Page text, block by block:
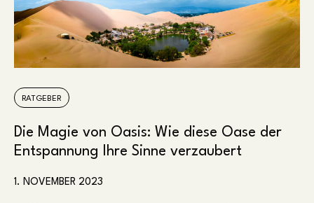
RATGEBER
Die Magie von Oasis: Wie diese Oase der
Entspannung Ihre Sinne verzaubert
1. NOVEMBER 2023